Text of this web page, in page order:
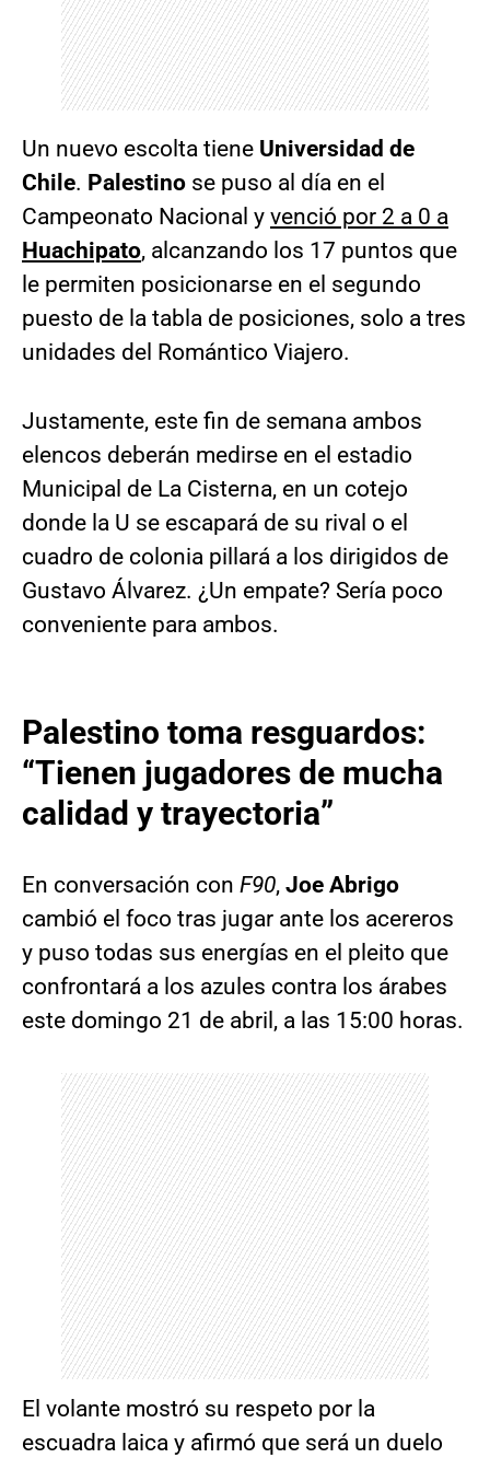
Un nuevo escolta tiene Universidad de
Chile. Palestino se puso al día en el
Campeonato Nacional y venció por 2 a 0 a
Huachipato, alcanzando los 17 puntos que
le permiten posicionarse en el segundo
puesto de la tabla de posiciones, solo a tres
unidades del Romántico Viajero.
Justamente, este fin de semana ambos
elencos deberán medirse en el estadio
Municipal de La Cisterna, en un cotejo
donde la U se escapará de su rival o el
cuadro de colonia pillará a los dirigidos de
Gustavo Álvarez. ¿Un empate? Sería poco
conveniente para ambos.
Palestino toma resguardos:
“Tienen jugadores de mucha
calidad y trayectoria”
En conversación con F90, Joe Abrigo
cambió el foco tras jugar ante los acereros
y puso todas sus energías en el pleito que
confrontará a los azules contra los árabes
este domingo 21 de abril, a las 15:00 horas.
El volante mostró su respeto por la
escuadra laica y afirmó que será un duelo